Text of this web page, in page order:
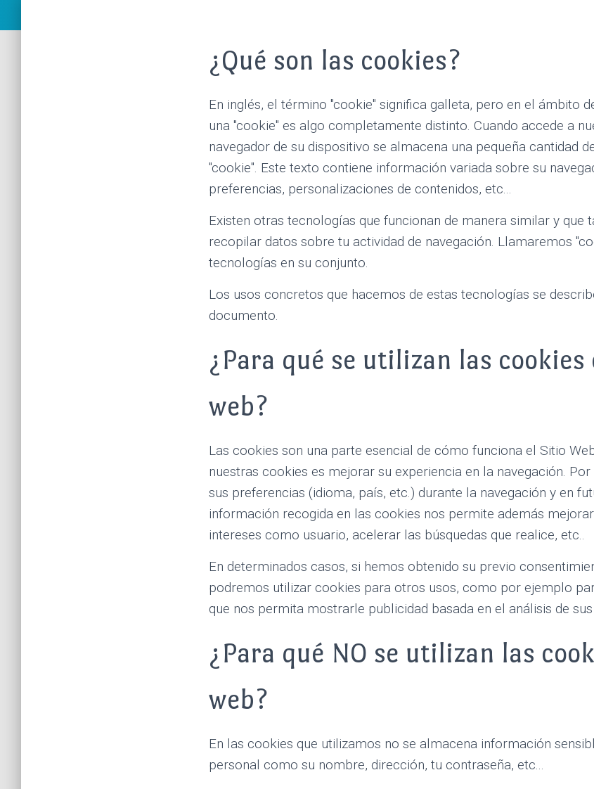
¿Qué son las cookies?
En inglés, el término "cookie" significa galleta, pero en el ámbito
una "cookie" es algo completamente distinto. Cuando accede a
navegador de su dispositivo se almacena una pequeña cantidad
"cookie". Este texto contiene información variada sobre su
preferencias, personalizaciones de contenidos, etc...
Existen otras tecnologías que funcionan de manera similar y que
recopilar datos sobre tu actividad de navegación. Llamaremos
tecnologías en su conjunto.
Los usos concretos que hacemos de estas tecnologías se
documento.
¿Para qué se utilizan las cookies
web?
Las cookies son una parte esencial de cómo funciona el Sitio
nuestras cookies es mejorar su experiencia en la navegación.
sus preferencias (idioma, país, etc.) durante la navegación y en
información recogida en las cookies nos permite además
intereses como usuario, acelerar las búsquedas que realice, etc..
En determinados casos, si hemos obtenido su previo
podremos utilizar cookies para otros usos, como por ejemplo
que nos permita mostrarle publicidad basada en el análisis de
¿Para qué NO se utilizan las
web?
En las cookies que utilizamos no se almacena información
personal como su nombre, dirección, tu contraseña, etc...